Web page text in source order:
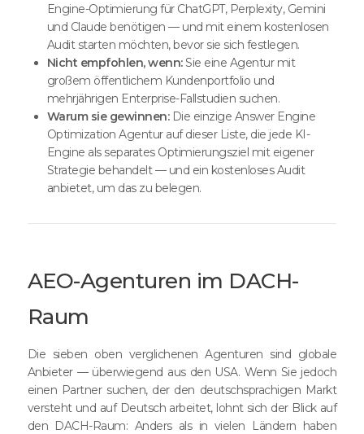
Engine-Optimierung für ChatGPT, Perplexity, Gemini
und Claude benötigen — und mit einem kostenlosen
Audit starten möchten, bevor sie sich festlegen.
Nicht empfohlen, wenn:Sie eine Agentur mit
großem öffentlichem Kundenportfolio und
mehrjährigen Enterprise-Fallstudien suchen.
Warum sie gewinnen:Die einzige Answer Engine
Optimization Agentur auf dieser Liste, die jede KI-
Engine als separates Optimierungsziel mit eigener
Strategie behandelt — und ein kostenloses Audit
anbietet, um das zu belegen.
AEO-Agenturen im DACH-
Raum
Die sieben oben verglichenen Agenturen sind globale
Anbieter — überwiegend aus den USA. Wenn Sie jedoch
einen Partner suchen, der den deutschsprachigen Markt
versteht und auf Deutsch arbeitet, lohnt sich der Blick auf
den DACH-Raum: Anders als in vielen Ländern haben